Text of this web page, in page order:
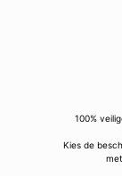
100%
Kies de